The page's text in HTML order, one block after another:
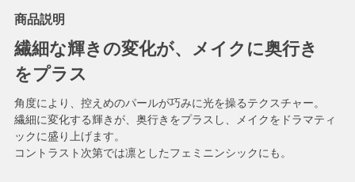
商品説明
繊細な輝きの変化が、メイクに奥行き
をプラス
角度により、控えめのパールが巧みに光を操るテクスチャー。
繊細に変化する輝きが、奥行きをプラスし、メイクをドラマティ
ックに盛り上げます。
コントラスト次第では凛としたフェミニンシックにも。